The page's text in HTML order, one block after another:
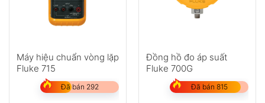
Máy hiệu chuẩn vòng lặp
Fluke 715
Đã bán 292
Đồng hồ đo áp suất
Fluke 700G
Đã bán 815